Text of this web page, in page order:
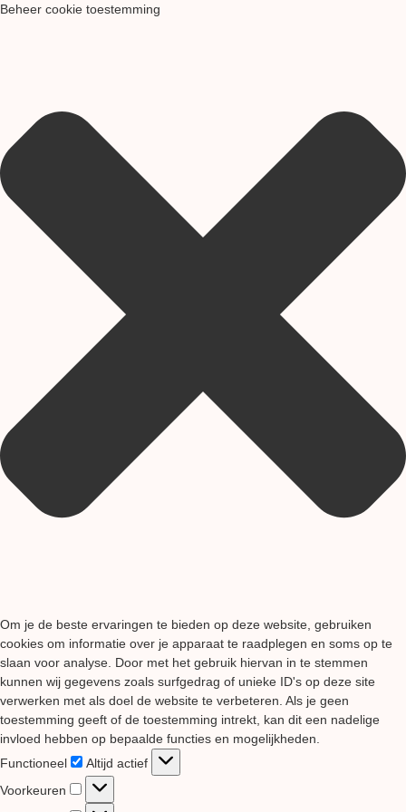
Beheer cookie toestemming
Om je de beste ervaringen te bieden op deze website, gebruiken
cookies om informatie over je apparaat te raadplegen en soms op te
slaan voor analyse. Door met het gebruik hiervan in te stemmen
kunnen wij gegevens zoals surfgedrag of unieke ID's op deze site
verwerken met als doel de website te verbeteren. Als je geen
toestemming geeft of de toestemming intrekt, kan dit een nadelige
invloed hebben op bepaalde functies en mogelijkheden.
Functioneel
Functioneel
Altijd actief
Voorkeuren
Voorkeuren